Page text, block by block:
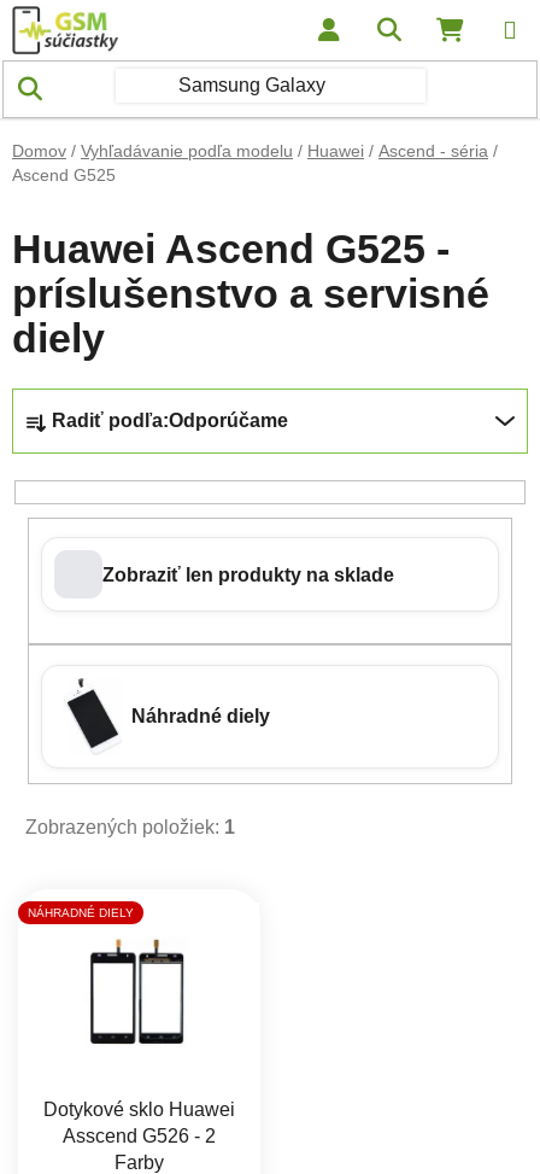
Prejsť na obsah Hľadať
Domov / Vyhľadávanie podľa modelu / Huawei / Ascend - séria /
Ascend G525
Huawei Ascend G525 -
príslušenstvo a servisné
diely
Radiť podľa:Odporúčame
Zobraziť len produkty na sklade
Náhradné diely
Zobrazených položiek: 1
Výpis produktov
NÁHRADNÉ DIELY
Dotykové sklo Huawei
Asscend G526 - 2
Farby